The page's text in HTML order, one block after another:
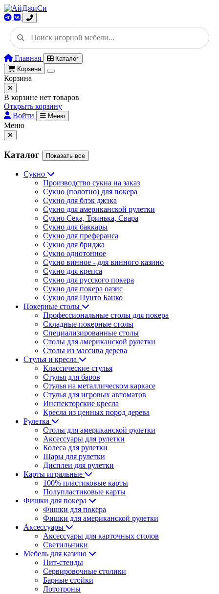
Главная
Каталог
Корзина
Корзина
В корзине нет товаров
Открыть корзину
Войти
Меню
Меню
Каталог Показать все
Сукно
Производство сукна на заказ
Сукно (полотно) для покера
Сукно для блэк джэка
Сукно для американской рулетки
Сукно Сека, Тринька, Свара
Сукно для баккары
Сукно для преферанса
Сукно для бриджа
Сукно однотонное
Сукно винное - для винного казино
Сукно для крепса
Сукно для русского покера
Сукно для покера оазис
Сукно для Пунто Банко
Покерные столы
Профессиональные столы для покера
Складные покерные столы
Специализированные столы
Столы для американской рулетки
Столы из массива дерева
Стулья и кресла
Классические стулья
Стулья для баров
Стулья на металлическом каркасе
Стулья для игровых автоматов
Инспекторские кресла
Кресла из ценных пород дерева
Рулетка
Столы для американской рулетки
Аксессуары для рулетки
Колеса для рулетки
Шары для рулетки
Дисплеи для рулетки
Карты игральные
100% пластиковые карты
Полупластиковые карты
Фишки для покера
Фишки для покера
Фишки для американской рулетки
Аксессуары
Аксессуары для карточных столов
Светильники
Мебель для казино
Пит-стенды
Сервировочные столики
Барные стойки
Лототроны